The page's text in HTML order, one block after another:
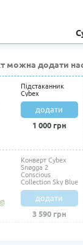
можна додати
Підстаканник
Cybex
додати
1 000 грн
Конверт Cybex
Snøgga 2
Conscious
Collection Sky Blue
додати
3 590 грн